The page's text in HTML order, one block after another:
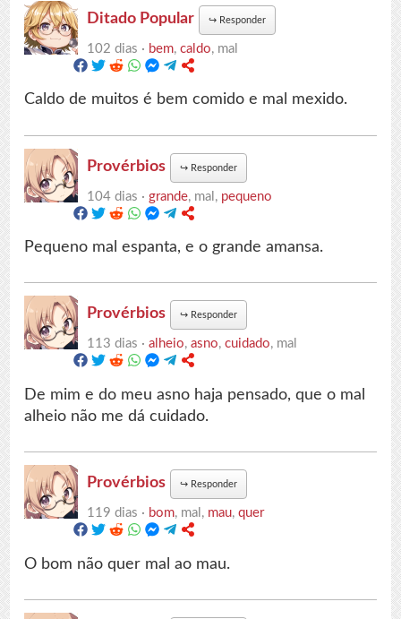
Ditado Popular ↪ Responder
102 dias · bem,caldo, mal
Caldo de muitos é bem comido e mal mexido.
Provérbios ↪ Responder
104 dias ·grande, mal, pequeno
Pequeno mal espanta, e o grande amansa.
Provérbios ↪ Responder
113 dias ·alheio,asno,cuidado, mal
De mim e do meu asno haja pensado, que o mal
alheio não me dá cuidado.
Provérbios ↪ Responder
119 dias · bom, mal, mau,quer
O bom não quer mal ao mau.